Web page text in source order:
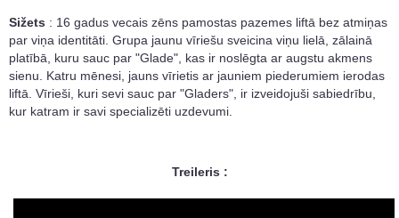
Sižets : 16 gadus vecais zēns pamostas pazemes liftā bez atmiņas
par viņa identitāti. Grupa jaunu vīriešu sveicina viņu lielā, zālainā
platībā, kuru sauc par "Glade", kas ir noslēgta ar augstu akmens
sienu. Katru mēnesi, jauns vīrietis ar jauniem piederumiem ierodas
liftā. Vīrieši, kuri sevi sauc par "Gladers", ir izveidojuši sabiedrību,
kur katram ir savi specializēti uzdevumi.
Treileris :